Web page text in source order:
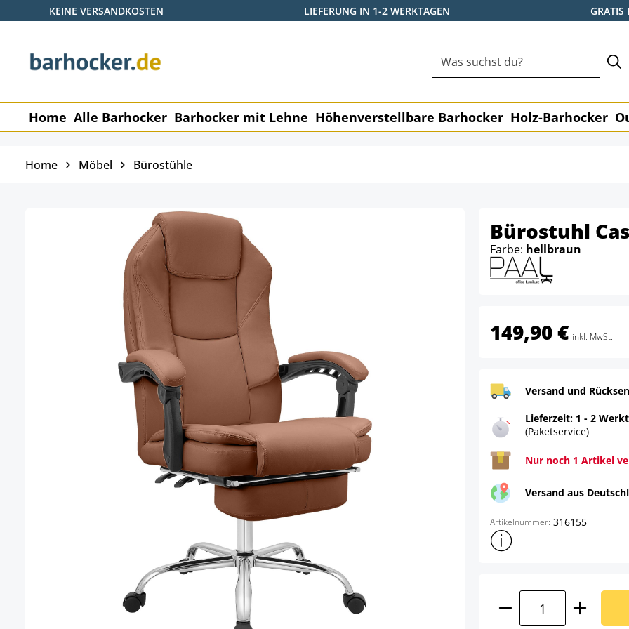
Hauptinhalt springen
Zur Suche springen
Zur Hauptnavigation springen
KEINE VERSANDKOSTEN LIEFERUNG IN 1-2 WERKTAGEN GRATIS
Home Alle Barhocker Barhocker mit Lehne Höhenverstellbare Barhocker Holz-Barhocker
Home Möbel Bürostühle
Bürostuhl
Farbe: hellbraun
149,90 € inkl. MwSt.
Versand und
Lieferzeit: 1 - 2
(Paketservice)
Nur noch 1 Artikel
Versand aus
Artikelnummer: 316155
Weitere
Produkt Anzahl: